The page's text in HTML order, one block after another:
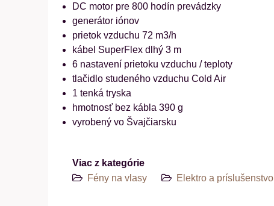
DC motor pre 800 hodín prevádzky
generátor iónov
prietok vzduchu 72 m3/h
kábel SuperFlex dlhý 3 m
6 nastavení prietoku vzduchu / teploty
tlačidlo studeného vzduchu Cold Air
1 tenká tryska
hmotnosť bez kábla 390 g
vyrobený vo Švajčiarsku
Viac z kategórie
Fény na vlasy
Elektro a príslušenstvo